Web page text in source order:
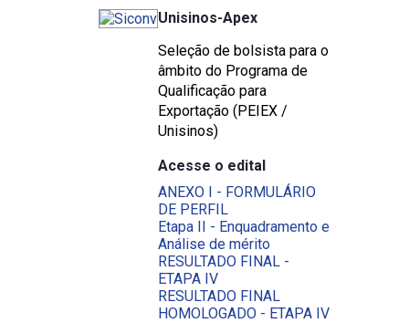
Unisinos-Apex
Seleção de bolsista para o
âmbito do Programa de
Qualificação para
Exportação (PEIEX /
Unisinos)
Acesse o edital
ANEXO I - FORMULÁRIO
DE PERFIL
Etapa II - Enquadramento e
Análise de mérito
RESULTADO FINAL -
ETAPA IV
RESULTADO FINAL
HOMOLOGADO - ETAPA IV